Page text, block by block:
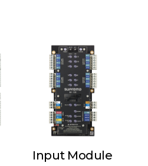
Input Module